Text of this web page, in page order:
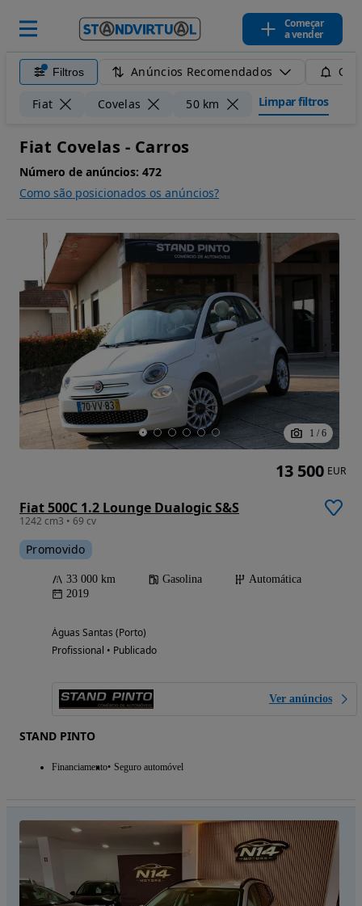
Começar
a vender
Filtros Anúncios Recomendados
Fiat Covelas 50 km Limpar filtros
Fiat Covelas - Carros
Número de anúncios: 472
Como são posicionados os anúncios?
1 / 6
Fiat 500C 1.2 Lounge Dualogic S&S
1242 cm3 • 69 cv
Promovido
33 000 km Gasolina
Automática
2019
Águas Santas (Porto)
Profissional • Publicado
Ver anúncios
STAND PINTO
Financiamento Seguro automóvel
13 500 EUR